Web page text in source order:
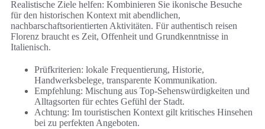
Realistische Ziele helfen: Kombinieren Sie ikonische Besuche
für den historischen Kontext mit abendlichen,
nachbarschaftsorientierten Aktivitäten. Für authentisch reisen
Florenz braucht es Zeit, Offenheit und Grundkenntnisse in
Italienisch.
Prüfkriterien: lokale Frequentierung, Historie,
Handwerksbelege, transparente Kommunikation.
Empfehlung: Mischung aus Top-Sehenswürdigkeiten und
Alltagsorten für echtes Gefühl der Stadt.
Achtung: Im touristischen Kontext gilt kritisches Hinsehen
bei zu perfekten Angeboten.